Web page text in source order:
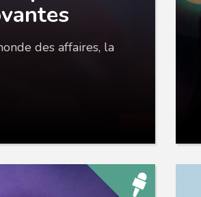
des affaires, la